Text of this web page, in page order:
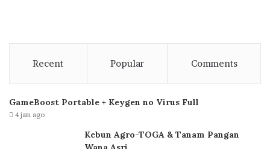
Recent Popular Comments
GameBoost Portable + Keygen no Virus Full
4 jam ago
Kebun Agro-TOGA & Tanam Pangan